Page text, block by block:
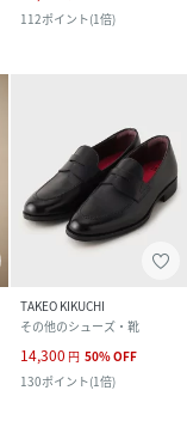
112ポイント(1倍)
TAKEO KIKUCHI
その他のシューズ・靴
14,300 円 50%OFF
130ポイント(1倍)